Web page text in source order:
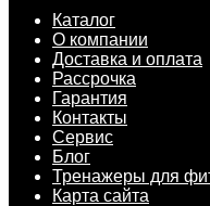
Каталог
О компании
Доставка и оплата
Рассрочка
Гарантия
Контакты
Сервис
Блог
Тренажеры для
Карта сайта